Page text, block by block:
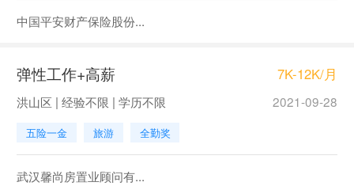
中国平安财产保险股份...
弹性工作+高薪 7K-12K/月
洪山区 | 经验不限 | 学历不限 2021-09-28
五险一金 旅游 全勤奖
武汉馨尚房置业顾问有...